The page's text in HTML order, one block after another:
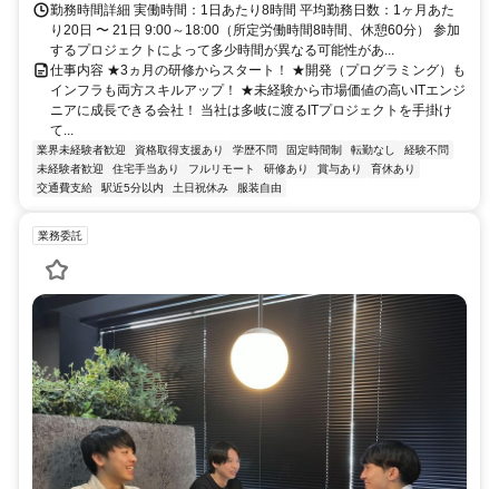
勤務時間詳細 実働時間：1日あたり8時間 平均勤務日数：1ヶ月あた
り20日 〜 21日 9:00～18:00（所定労働時間8時間、休憩60分） 参加
するプロジェクトによって多少時間が異なる可能性があ...
仕事内容 ★3ヵ月の研修からスタート！ ★開発（プログラミング）も
インフラも両方スキルアップ！ ★未経験から市場価値の高いITエンジ
ニアに成長できる会社！ 当社は多岐に渡るITプロジェクトを手掛け
て...
業界未経験者歓迎 資格取得支援あり 学歴不問 固定時間制 転勤なし
経験不問
未経験者歓迎
住宅手当あり フルリモート 研修あり 賞与あり
育休あり
交通費支給
駅近5分以内 土日祝休み 服装自由
業務委託